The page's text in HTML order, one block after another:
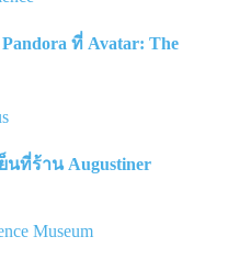
ที่ Avatar: The
นที่ร้าน Augustiner